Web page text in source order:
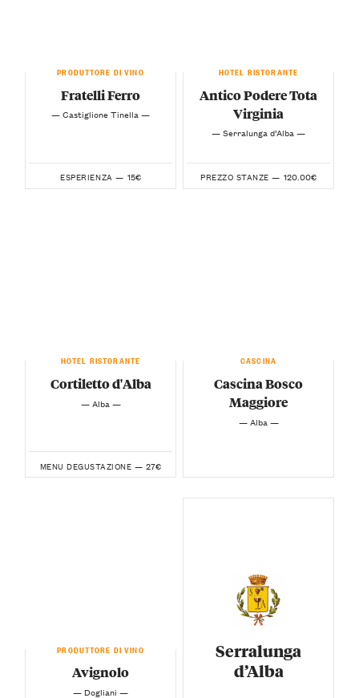
PRODUTTORE DI VINO
Fratelli Ferro
— Castiglione Tinella —
ESPERIENZA — 15€
HOTEL RISTORANTE
Antico Podere Tota
Virginia
— Serralunga d’Alba —
PREZZO STANZE — 120.00€
HOTEL RISTORANTE
Cortiletto d'Alba
— Alba —
MENU DEGUSTAZIONE — 27€
CASCINA
Cascina Bosco
Maggiore
— Alba —
PRODUTTORE DI VINO
Avignolo
— Dogliani —
Serralunga
d’Alba